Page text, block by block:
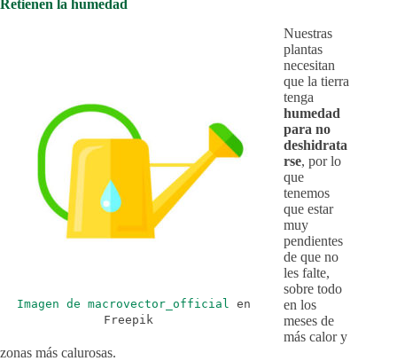
Retienen la humedad
Imagen de macrovector_official en
Freepik
Nuestras
plantas
necesitan
que la tierra
tenga
humedad
para no
deshidrata
rse, por lo
que
tenemos
que estar
muy
pendientes
de que no
les falte,
sobre todo
en los
meses de
más calor y
zonas más calurosas.